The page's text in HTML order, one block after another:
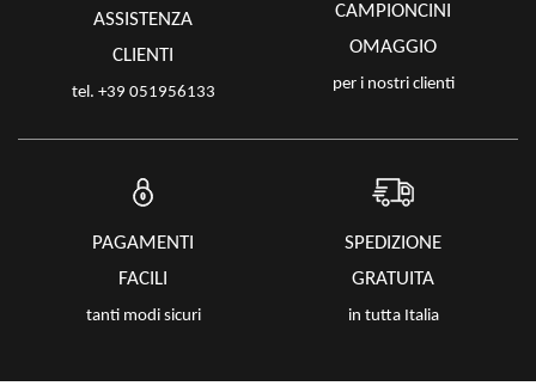
ASSISTENZA
CLIENTI
tel. +39 051956133
CAMPIONCINI
OMAGGIO
per i nostri clienti
PAGAMENTI
FACILI
tanti modi sicuri
SPEDIZIONE
GRATUITA
in tutta Italia